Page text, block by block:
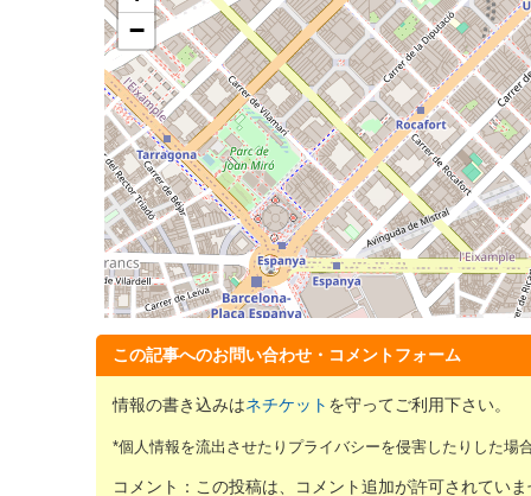
−
この記事へのお問い合わせ・コメントフォーム
情報の書き込みはネチケット を守ってご利用下さい。
*個人情報を流出させたりプライバシーを侵害したりした
コメント：この投稿は、コメント追加が許可されてい